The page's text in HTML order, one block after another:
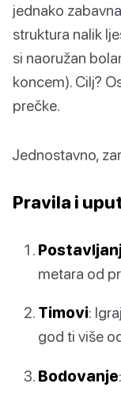
jednako
struktura nalik
si naoružan
koncem). Cilj?
prečke.
Jednostavno,
Pravila i
metara od
Timovi:
god ti više
Bodovanje: